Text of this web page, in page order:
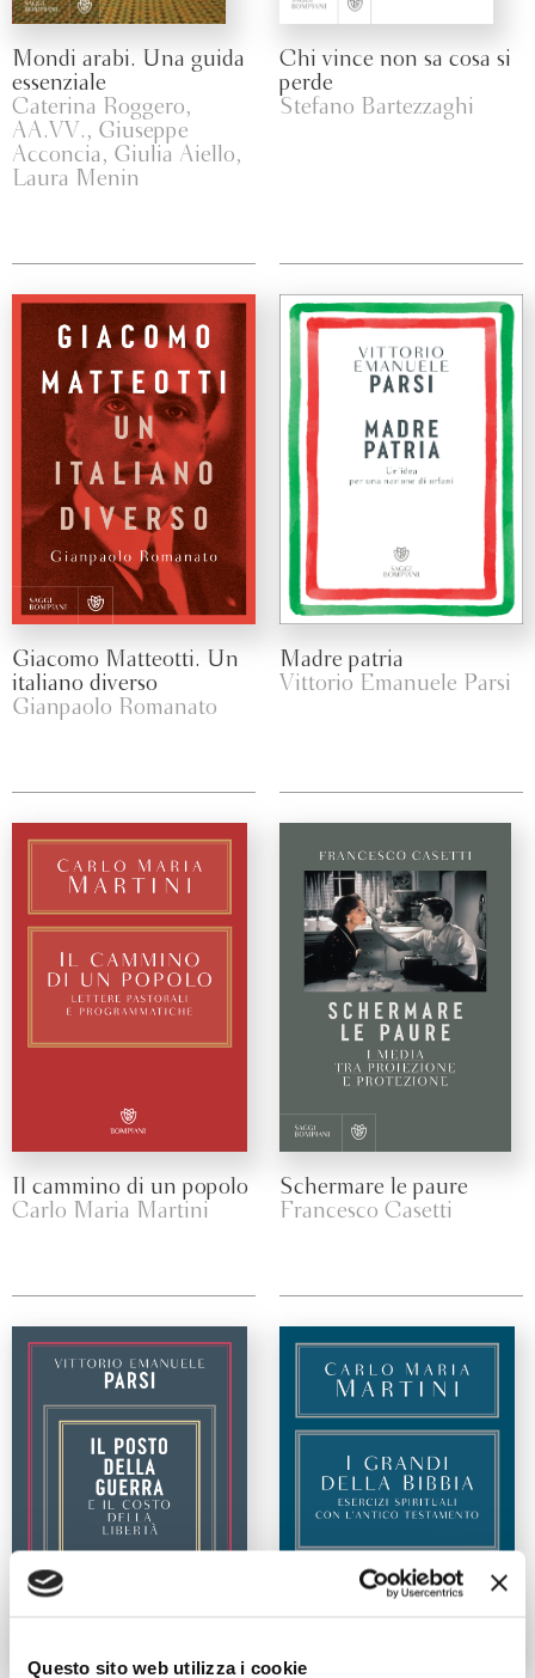
Questo sito web utilizza i cookie
Mondi arabi. Una guida
essenziale
Caterina Roggero,
AA.VV., Giuseppe
Acconcia, Giulia Aiello,
Laura Menin
Chi vince non sa cosa si
perde
Stefano Bartezzaghi
Giacomo Matteotti. Un
italiano diverso
Gianpaolo Romanato
Madre patria
Vittorio Emanuele Parsi
Il cammino di un popolo
Carlo Maria Martini
Schermare le paure
Francesco Casetti